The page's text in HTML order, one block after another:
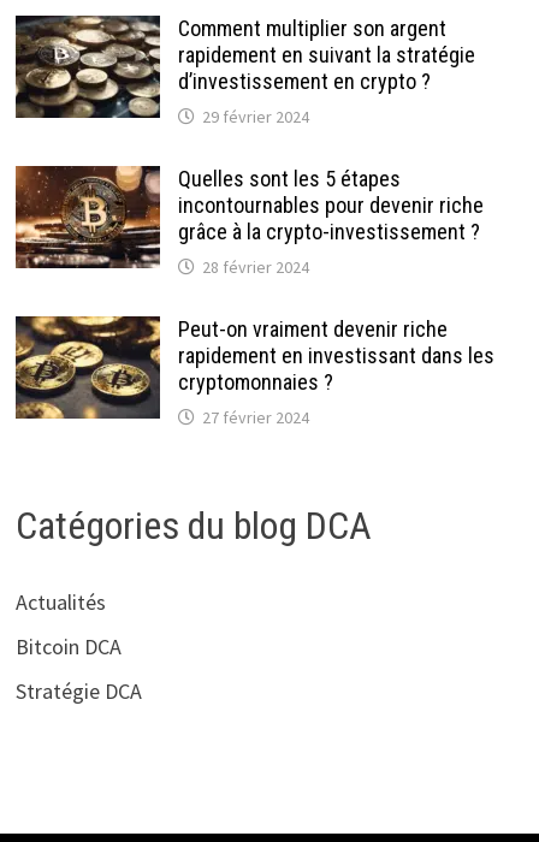
Comment multiplier son argent
rapidement en suivant la stratégie
d’investissement en crypto ?
29 février 2024
Quelles sont les 5 étapes
incontournables pour devenir riche
grâce à la crypto-investissement ?
28 février 2024
Peut-on vraiment devenir riche
rapidement en investissant dans les
cryptomonnaies ?
27 février 2024
Catégories du blog DCA
Actualités
Bitcoin DCA
Stratégie DCA